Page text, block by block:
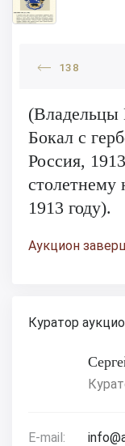
138
(Владельцы
Бокал с
Россия,
1913 году).
Аукцион
Куратор
E-mail: